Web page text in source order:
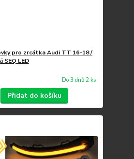
pro zrcátka Audi TT 16-18 /
SEQ LED
Do 3 dnů 2 ks
Přidat do košíku